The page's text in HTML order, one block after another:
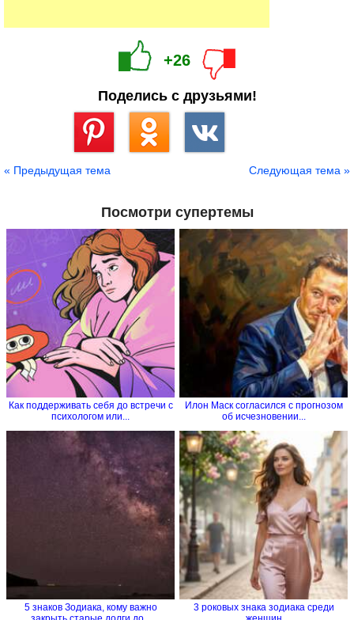
+26
Поделись с друзьями!
« Предыдущая тема Следующая тема »
Посмотри супертемы
Как поддерживать себя до встречи с
психологом или...
Илон Маск согласился с прогнозом
об исчезновении...
5 знаков Зодиака, кому важно
3 роковых знака зодиака среди